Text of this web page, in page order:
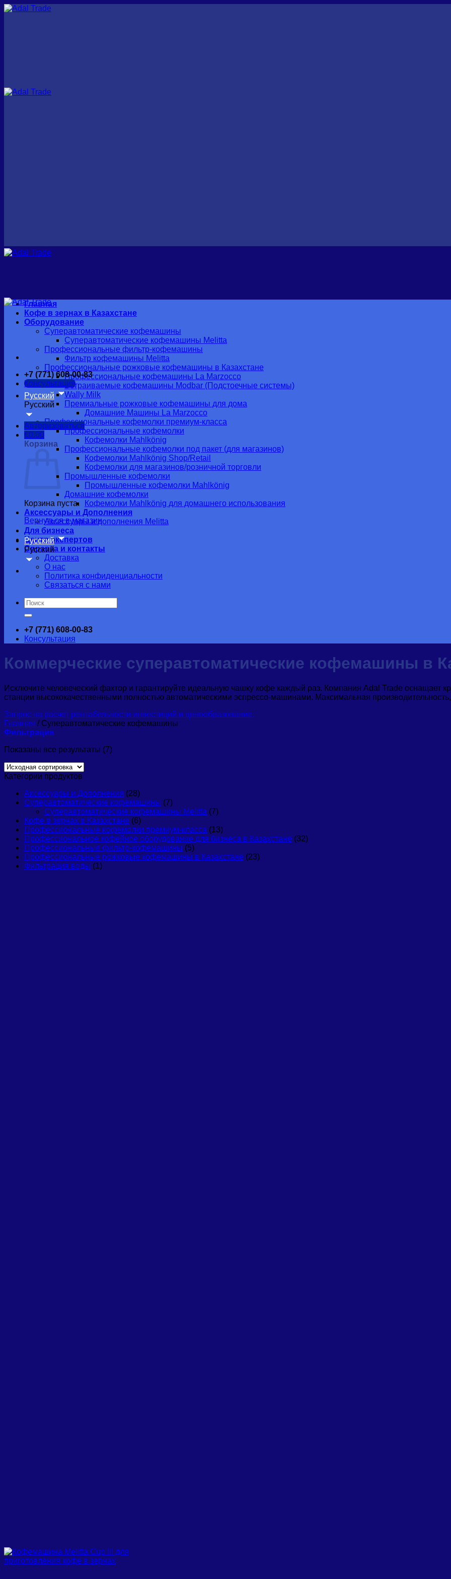
Перейти
+7 (771) 608-00-83
Консультация
Русский
Русский
Авторизоваться
€0.00
Корзина
Корзина пуста.
Вернуться в магазин
Русский
Русский
Главная
Кофе в зернах в Казахстане
Оборудование
Суперавтоматические кофемашины
Суперавтоматические кофемашины Melitta
Профессиональные фильтр-кофемашины
Фильтр кофемашины Melitta
Профессиональные рожковые кофемашины в Казахстане
Профессиональные кофемашины La Marzocco
Встраиваемые кофемашины Modbar (Подстоечные системы)
Wally Milk
Премиальные рожковые кофемашины для дома
Домашние Машины La Marzocco
Профессиональные кофемолки премиум-класса
Профессиональные кофемолки
Кофемолки Mahlkönig
Профессиональные кофемолки под пакет (для магазинов)
Кофемолки Mahlkönig Shop/Retail
Кофемолки для магазинов/розничной торговли
Промышленные кофемолки
Промышленные кофемолки Mahlkönig
Домашние кофемолки
Кофемолки Mahlkönig для домашнего использования
Аксессуары и Дополнения
Аксессуары и дополнения Melitta
Для бизнеса
Центр экспертов
Справка и контакты
Доставка
О нас
Политика конфиденциальности
Связаться с нами
Искать:
+7 (771) 608-00-83
Консультация
Коммерческие суперавтоматические кофемашины в
Исключите человеческий фактор и гарантируйте идеальную чашку кофе каждый раз. Компания Adal Trade оснащает
станции высококачественными полностью автоматическими эспрессо-машинами. Максимальная
Запрос на расчет рентабельности инвестиций и ценообразование.
Главная /Суперавтоматические кофемашины
Фильтрация
Показаны все результаты (7)
Категории продуктов
Аксессуары и Дополнения (28)
Суперавтоматические кофемашины (7)
Суперавтоматические кофемашины Melitta (7)
Кофе в зернах в Казахстане (6)
Профессиональные кофемолки премиум-класса (13)
Профессиональное кофейное оборудование для бизнеса в Казахстане (32)
Профессиональные фильтр-кофемашины (5)
Профессиональные рожковые кофемашины в Казахстане (23)
Фильтрация воды (1)